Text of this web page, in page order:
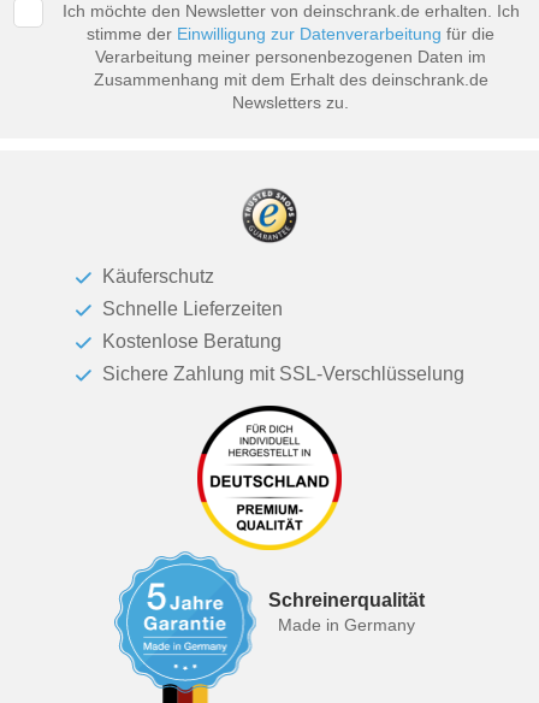
Ich möchte den Newsletter von deinschrank.de erhalten. Ich
stimme der Einwilligung zur Datenverarbeitung für die
Verarbeitung meiner personenbezogenen Daten im
Zusammenhang mit dem Erhalt des deinschrank.de
Newsletters zu.
Käuferschutz
Schnelle Lieferzeiten
Kostenlose Beratung
Sichere Zahlung mit SSL-Verschlüsselung
Schreinerqualität
Made in Germany